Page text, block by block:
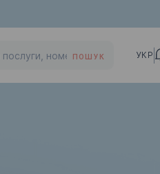
ПОШУК УКР